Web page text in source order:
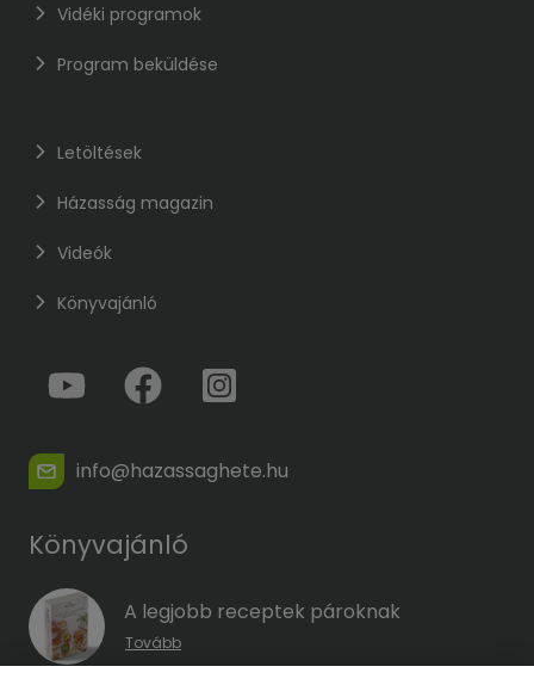
Vidéki programok
Program beküldése
Letöltések
Házasság magazin
Videók
Könyvajánló
info@hazassaghete.hu
Könyvajánló
A legjobb receptek pároknak
Tovább